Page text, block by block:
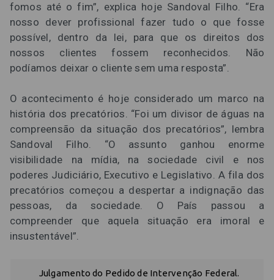
fomos até o fim”, explica hoje Sandoval Filho. “Era
nosso dever profissional fazer tudo o que fosse
possível, dentro da lei, para que os direitos dos
nossos clientes fossem reconhecidos. Não
podíamos deixar o cliente sem uma resposta”.
O acontecimento é hoje considerado um marco na
história dos precatórios. “Foi um divisor de águas na
compreensão da situação dos precatórios”, lembra
Sandoval Filho. “O assunto ganhou enorme
visibilidade na mídia, na sociedade civil e nos
poderes Judiciário, Executivo e Legislativo. A fila dos
precatórios começou a despertar a indignação das
pessoas, da sociedade. O País passou a
compreender que aquela situação era imoral e
insustentável”.
Julgamento do Pedido de Intervenção Federal.